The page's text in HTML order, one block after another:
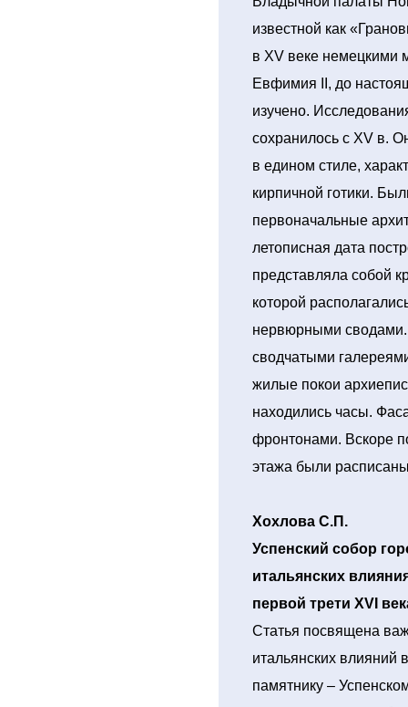
известной как
в XV веке немецкими
Евфимия II, до
изучено.
сохранилось с XV в.
в едином стиле,
кирпичной готики.
первоначальные
летописная дата
представляла собой
которой
нервюрными
сводчатыми
жилые покои
находились часы.
фронтонами. Вскоре
этажа были
Хохлова С.П.
Успенский собор
итальянских
первой трети XVI
Статья посвящена
итальянских влияний
памятнику –